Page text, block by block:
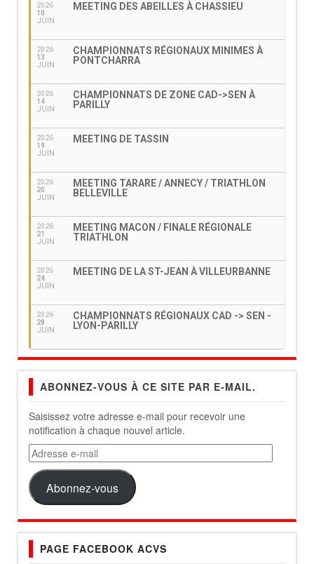
2026
10
JUIN
MEETING DES ABEILLES À CHASSIEU
2026
13
JUIN
CHAMPIONNATS RÉGIONAUX MINIMES À
PONTCHARRA
2026
14
JUIN
CHAMPIONNATS DE ZONE CAD->SEN À
PARILLY
2026
19
JUIN
MEETING DE TASSIN
2026
20
JUIN
MEETING TARARE / ANNECY / TRIATHLON
BELLEVILLE
2026
21
JUIN
MEETING MACON / FINALE RÉGIONALE
TRIATHLON
2026
24
JUIN
MEETING DE LA ST-JEAN À VILLEURBANNE
2026
28
JUIN
CHAMPIONNATS RÉGIONAUX CAD -> SEN -
LYON-PARILLY
ABONNEZ-VOUS À CE SITE PAR E-MAIL.
Saisissez votre adresse e-mail pour recevoir une
notification à chaque nouvel article.
Adresse
e-
mail
Abonnez-vous
PAGE FACEBOOK ACVS